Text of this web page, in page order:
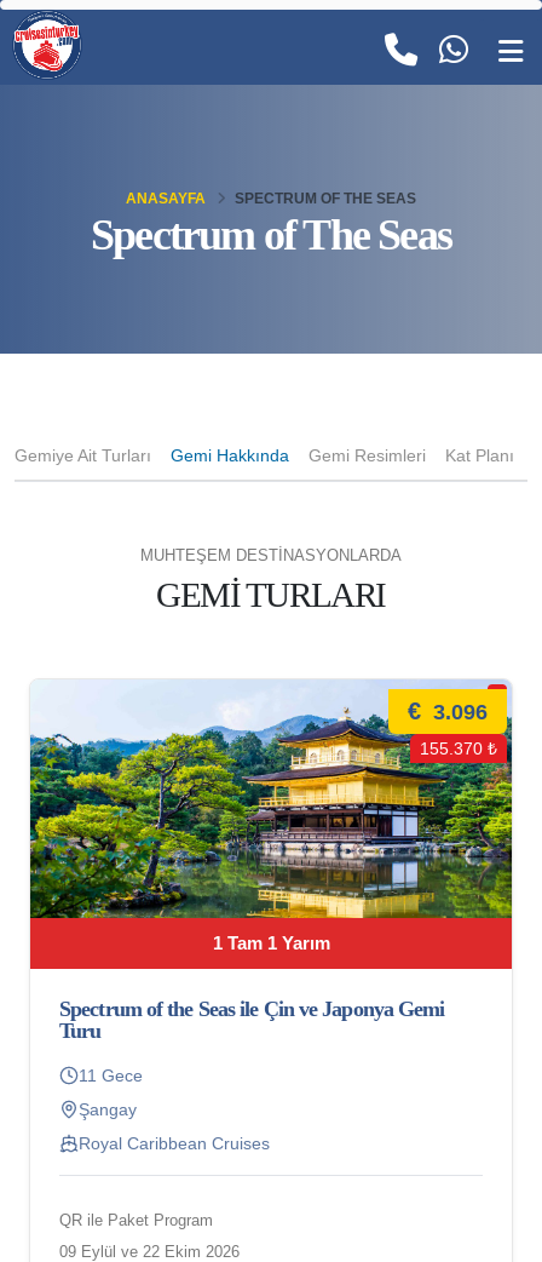
Spectrum of The Seas
ANASAYFA SPECTRUM OF THE SEAS
Gemiye Ait Turları Gemi Hakkında Gemi Resimleri Kat Planı
MUHTEŞEM DESTİNASYONLARDA
GEMİ TURLARI
1 Tam 1 Yarım
€ 3.096
155.370 ₺
Spectrum of the Seas ile Çin ve Japonya Gemi
Turu
11 Gece
Şangay
Royal Caribbean Cruises
QR ile Paket Program
09 Eylül ve 22 Ekim 2026